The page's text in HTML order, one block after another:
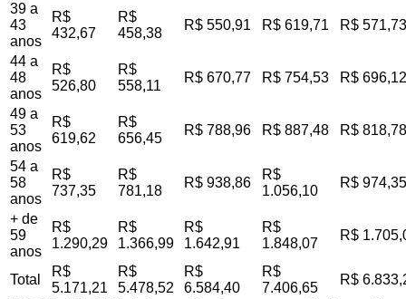
39 a
43
anos
R$
432,67
R$
458,38
R$ 550,91 R$ 619,71 R$ 571,73
44 a
48
anos
R$
526,80
R$
558,11
R$ 670,77 R$ 754,53 R$ 696,12
49 a
53
anos
R$
619,62
R$
656,45
R$ 788,96 R$ 887,48 R$ 818,78
54 a
58
anos
R$
737,35
R$
781,18
R$ 938,86
R$
1.056,10
R$ 974,35
+ de
59
anos
R$
1.290,29
R$
1.366,99
R$
1.642,91
R$
1.848,07
R$
Total
R$
5.171,21
R$
5.478,52
R$
6.584,40
R$
7.406,65
R$